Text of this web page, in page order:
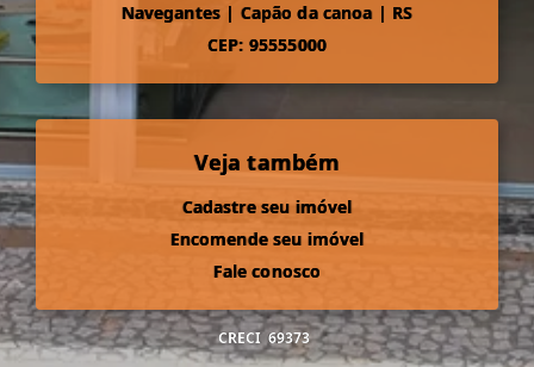
Navegantes | Capão da canoa | RS
CEP: 95555000
Veja também
Cadastre seu imóvel
Encomende seu imóvel
Fale conosco
CRECI 69373